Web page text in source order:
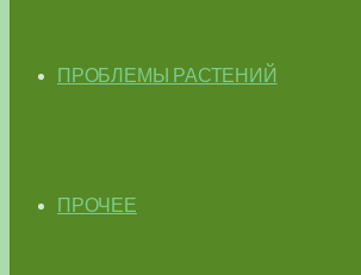
ПРОБЛЕМЫ РАСТЕНИЙ
ПРОЧЕЕ